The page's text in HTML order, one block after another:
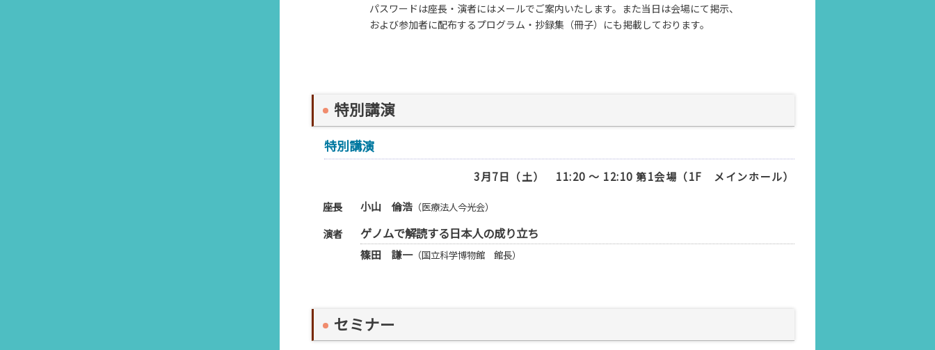
パスワードは座長・演者にはメールでご案内いたします。また当日は会場にて掲示、
および参加者に配布するプログラム・抄録集（冊子）にも掲載しております。
特別講演
特別講演
3月7日（土） 11:20 ～ 12:10 第1会場（1F メインホール）
座長 小山 倫浩（医療法人今光会）
演者 ゲノムで解読する日本人の成り立ち
篠田 謙一（国立科学博物館 館長）
セミナー